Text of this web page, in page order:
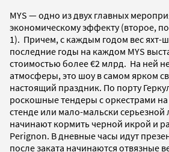
MYS — одно из двух главных
экономическому эффекту (второе,
1). Причем, с каждым годом вес яхт-
последние годы на каждом MYS
стоимостью более €2 млрд. На ней
атмосферы, это шоу в самом ярком
настоящий праздник. По порту
роскошные тендеры с оркестрами
стенде или мало-мальски серьезной
начинают кормить черной икрой и
Perignon. В дневные часы идут
после заката начинаются отвязные